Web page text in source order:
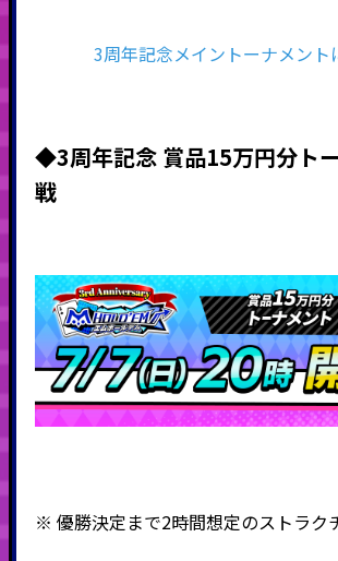
3周年記念メイントーナメント
◆3周年記念 賞品15万円分ト
戦
※ 優勝決定まで2時間想定のストラク